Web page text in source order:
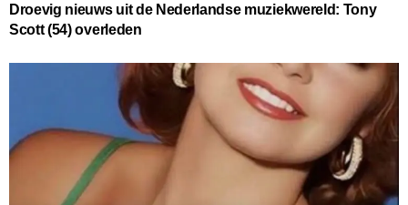
Droevig nieuws uit de Nederlandse muziekwereld: Tony
Scott (54) overleden